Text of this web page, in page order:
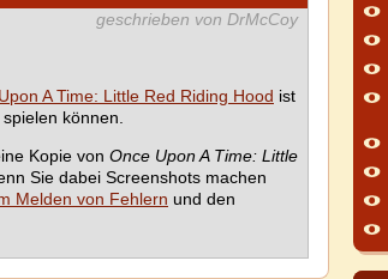
geschrieben von DrMcCoy
A Time: Little Red Riding Hood ist
können.
Kopie von Once Upon A Time: Little
Sie dabei Screenshots machen
Melden von Fehlern und den